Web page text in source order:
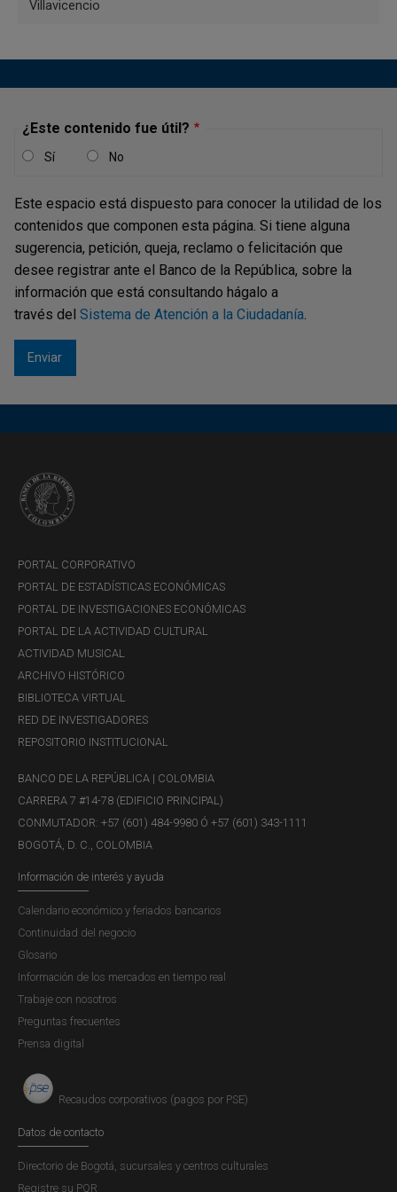
Barranquilla - Servicios culturales
Carrera 46 # 45-39
Teléfono: +57 (605) 322-5660 ó +57
(605) 371-6666, extensiones: 5150 y
5155
Horarios y servicios:
Centro Cultural
El Centro Cultural del Banco de la
intercambio de saberes y discusiones
sobre la creación artística en la Costa
Caribe colombiana.
- Servicio prestado por Transbank
Calle 53 # 43-49
Barranquilla, Atlántico
Servicio prestados:
Cambio de billetes de baja denominación
Cambio de moneda por moneda
Villavicencio
¿Este contenido fue útil?
Sí No
Este espacio está dispuesto para conocer la utilidad de los
contenidos que componen esta página. Si tiene alguna
sugerencia, petición, queja, reclamo o felicitación que
desee registrar ante el Banco de la República, sobre la
información que está consultando hágalo a
través del Sistema de Atención a la Ciudadanía.
PORTAL CORPORATIVO
PORTAL DE ESTADÍSTICAS ECONÓMICAS
PORTAL DE INVESTIGACIONES ECONÓMICAS
PORTAL DE LA ACTIVIDAD CULTURAL
ACTIVIDAD MUSICAL
ARCHIVO HISTÓRICO
BIBLIOTECA VIRTUAL
RED DE INVESTIGADORES
REPOSITORIO INSTITUCIONAL
BANCO DE LA REPÚBLICA | COLOMBIA
CARRERA 7 #14-78 (EDIFICIO PRINCIPAL)
CONMUTADOR: +57 (601) 484-9980 Ó +57 (601) 343-1111
BOGOTÁ, D. C., COLOMBIA
Información de interés y ayuda
Calendario económico y feriados bancarios
Continuidad del negocio
Glosario
Información de los mercados en tiempo real
Trabaje con nosotros
Preguntas frecuentes
Prensa digital
Recaudos corporativos (pagos por PSE)
Datos de contacto
Directorio de Bogotá, sucursales y centros culturales
Registre su PQR